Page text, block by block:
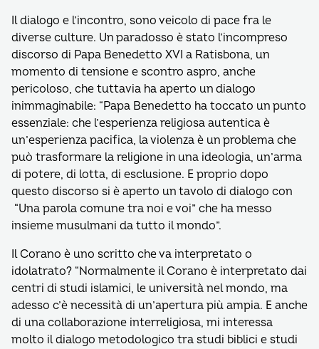
Il dialogo e l’incontro, sono veicolo di pace fra le
diverse culture. Un paradosso è stato l’incompreso
discorso di Papa Benedetto XVI a Ratisbona, un
momento di tensione e scontro aspro, anche
pericoloso, che tuttavia ha aperto un dialogo
inimmaginabile: “Papa Benedetto ha toccato un punto
essenziale: che l’esperienza religiosa autentica è
un’esperienza pacifica, la violenza è un problema che
può trasformare la religione in una ideologia, un’arma
di potere, di lotta, di esclusione. E proprio dopo
questo discorso si è aperto un tavolo di dialogo con
“Una parola comune tra noi e voi” che ha messo
insieme musulmani da tutto il mondo”.
Il Corano è uno scritto che va interpretato o
idolatrato? “Normalmente il Corano è interpretato dai
centri di studi islamici, le università nel mondo, ma
adesso c’è necessità di un’apertura più ampia. E anche
di una collaborazione interreligiosa, mi interessa
molto il dialogo metodologico tra studi biblici e studi